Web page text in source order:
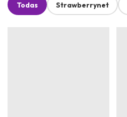
Todas Strawberrynet